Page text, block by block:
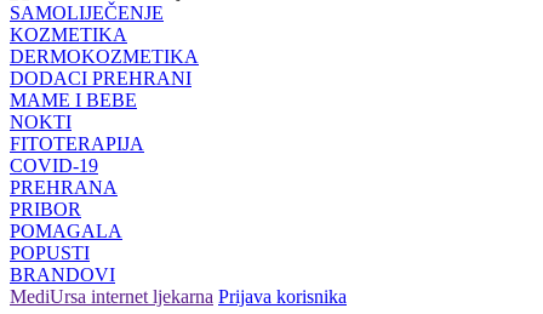
SAMOLIJEČENJE
KOZMETIKA
DERMOKOZMETIKA
DODACI PREHRANI
MAME I BEBE
NOKTI
FITOTERAPIJA
COVID-19
PREHRANA
PRIBOR
POMAGALA
POPUSTI
BRANDOVI
MediUrsa internet ljekarna Prijava korisnika